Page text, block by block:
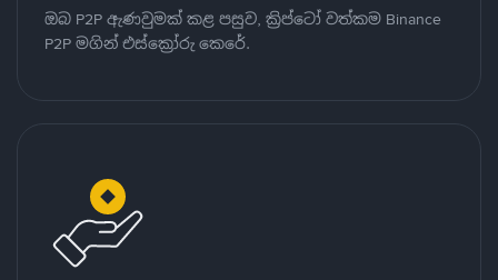
ඔබ P2P ඇණවුමක් කළ පසුව, ක්‍රිප්ටෝ වත්කම Binance
P2P මගින් එස්ක්‍රෝරු කෙරේ.